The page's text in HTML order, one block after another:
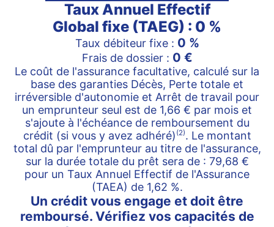
Taux Annuel Effectif
Global fixe (TAEG) : 0 %
Taux débiteur fixe : 0 %
Frais de dossier : 0 €
Le coût de l'assurance facultative, calculé sur la
base des garanties Décès, Perte totale et
irréversible d'autonomie et Arrêt de travail pour
un emprunteur seul est de 1,66 € par mois et
s'ajoute à l'échéance de remboursement du
crédit (si vous y avez adhéré) (2). Le montant
total dû par l'emprunteur au titre de l'assurance,
sur la durée totale du prêt sera de : 79,68 €
pour un Taux Annuel Effectif de l'Assurance
(TAEA) de 1,62 %.
Un crédit vous engage et doit être
remboursé. Vérifiez vos capacités de